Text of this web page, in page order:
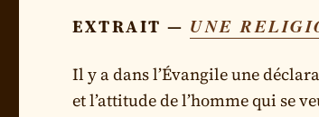
EXTRAIT — UNE
Il y a dans l’Évangile une
et l’attitude de l’homme qui se